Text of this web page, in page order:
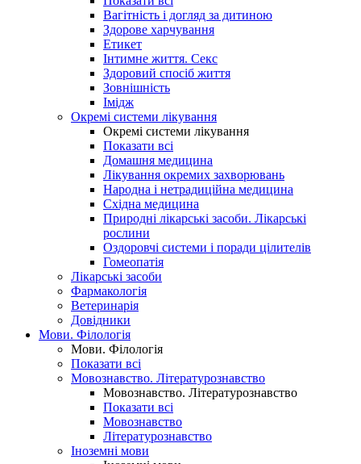
Вагітність і догляд за дитиною
Здорове харчування
Етикет
Інтимне життя. Секс
Здоровий спосіб життя
Зовнішність
Імідж
Окремі системи лікування
Окремі системи лікування
Показати всі
Домашня медицина
Лікування окремих захворювань
Народна і нетрадиційна медицина
Східна медицина
Природні лікарські засоби. Лікарські
рослини
Оздоровчі системи і поради цілителів
Гомеопатія
Лікарські засоби
Фармакологія
Ветеринарія
Довідники
Мови. Філологія
Мови. Філологія
Показати всі
Мовознавство. Літературознавство
Мовознавство. Літературознавство
Показати всі
Мовознавство
Літературознавство
Іноземні мови